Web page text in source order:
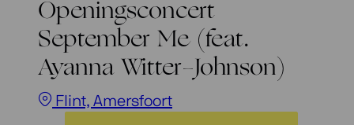
Openingsconcert
September Me (feat.
Ayanna Witter-Johnson)
Flint, Amersfoort